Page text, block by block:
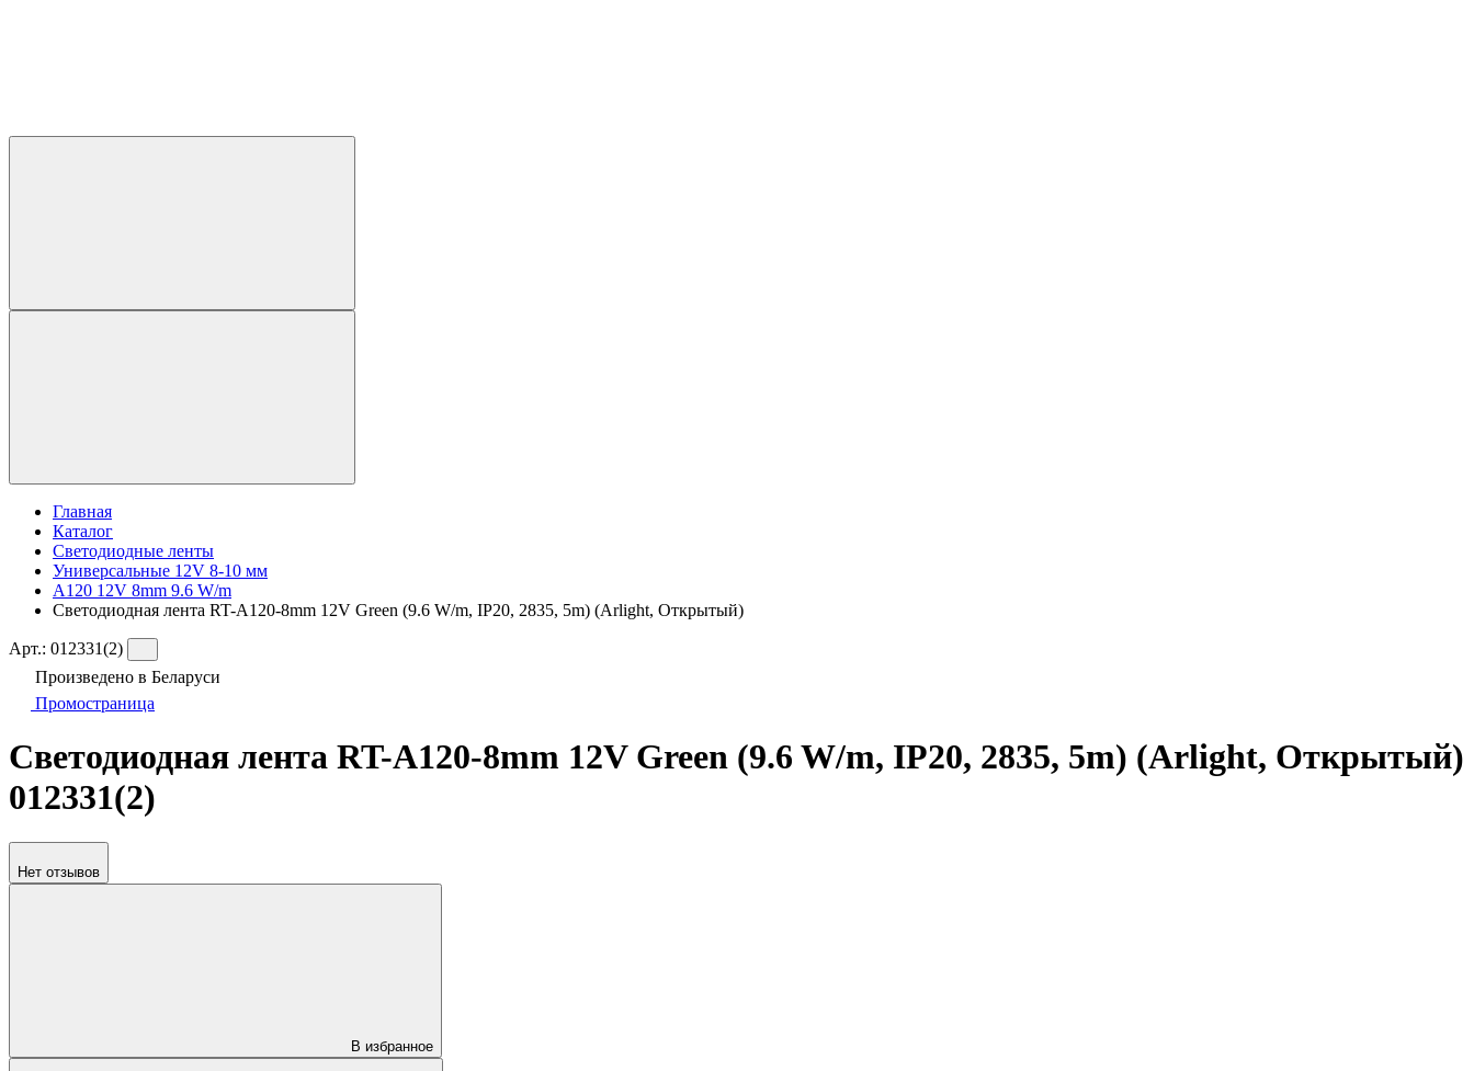
Главная
Каталог
Светодиодные ленты
Универсальные 12V 8-10 мм
A120 12V 8mm 9.6 W/m
Светодиодная лента RT-A120-8mm 12V Green (9.6 W/m, IP20, 2835, 5m) (Arlight, Открытый)
Арт.: 012331(2)
Произведено в Беларуси
Промостраница
Светодиодная лента RT-A120-8mm 12V Green (9.6 W/m, IP20, 2835, 5m) (Arlight, Открытый)
012331(2)
Нет отзывов
В избранное